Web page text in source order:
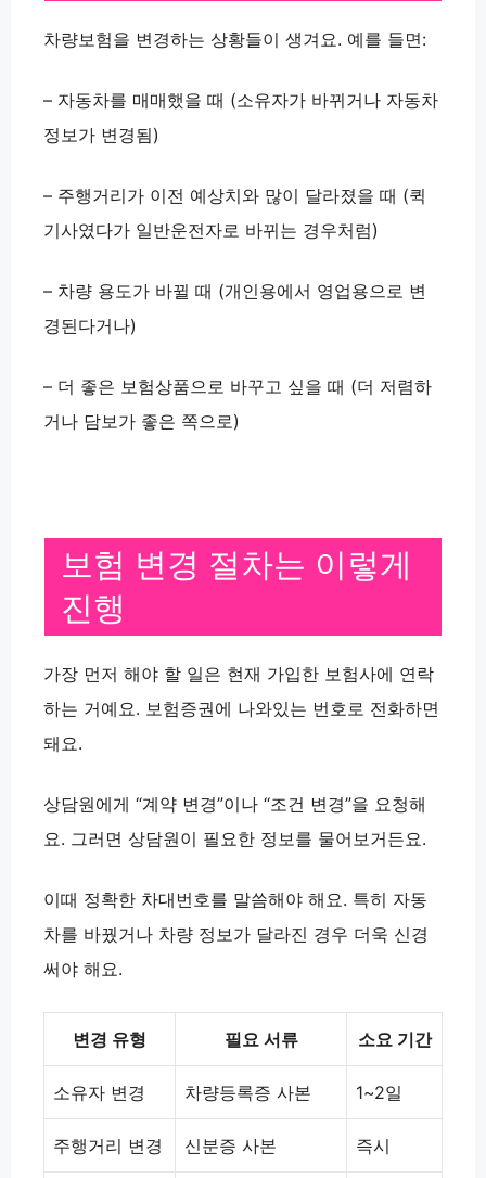
차량보험을 변경하는 상황들이 생겨요. 예를 들면:
– 자동차를 매매했을 때 (소유자가 바뀌거나 자동차
정보가 변경됨)
– 주행거리가 이전 예상치와 많이 달라졌을 때 (퀵
기사였다가 일반운전자로 바뀌는 경우처럼)
– 차량 용도가 바뀔 때 (개인용에서 영업용으로 변
경된다거나)
– 더 좋은 보험상품으로 바꾸고 싶을 때 (더 저렴하
거나 담보가 좋은 쪽으로)
보험 변경 절차는 이렇게
진행
가장 먼저 해야 할 일은 현재 가입한 보험사에 연락
하는 거예요. 보험증권에 나와있는 번호로 전화하면
돼요.
상담원에게 “계약 변경”이나 “조건 변경”을 요청해
요. 그러면 상담원이 필요한 정보를 물어보거든요.
이때 정확한 차대번호를 말씀해야 해요. 특히 자동
차를 바꿨거나 차량 정보가 달라진 경우 더욱 신경
써야 해요.
변경 유형 필요 서류 소요 기간
소유자 변경 차량등록증 사본 1~2일
주행거리 변경 신분증 사본 즉시